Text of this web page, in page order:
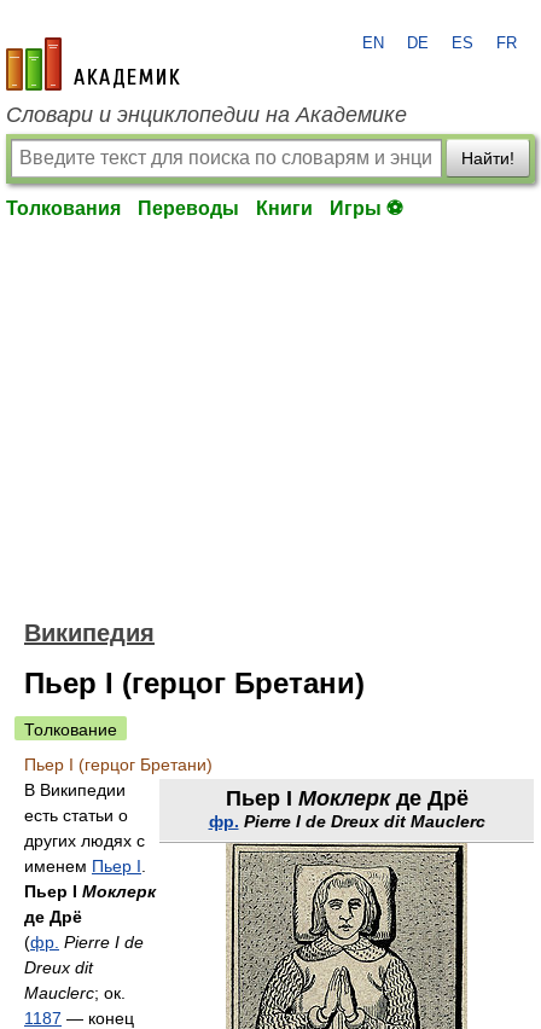
academic.ru
EN DE ES FR
Словари и энциклопедии на Академике
Найти!
Толкования Переводы Книги Игры ⚽
Википедия
Пьер I (герцог Бретани)
Толкование
Пьер I (герцог Бретани)
Пьер I Моклеркде Дрё
фр. Pierre I de Dreux dit Mauclerc
В Википедии
есть статьи о
других людях с
именем Пьер I
Пьер I Моклерк
де Дрё
(фр. Pierre I de
Dreux dit
Mauclerc; ок.
1187 — конец